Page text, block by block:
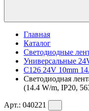
Главная
Каталог
Светодиодные
Универсальные
C126 24V 10mm
Светодиодная
(14.4 W/m, IP20,
Арт.: 040221